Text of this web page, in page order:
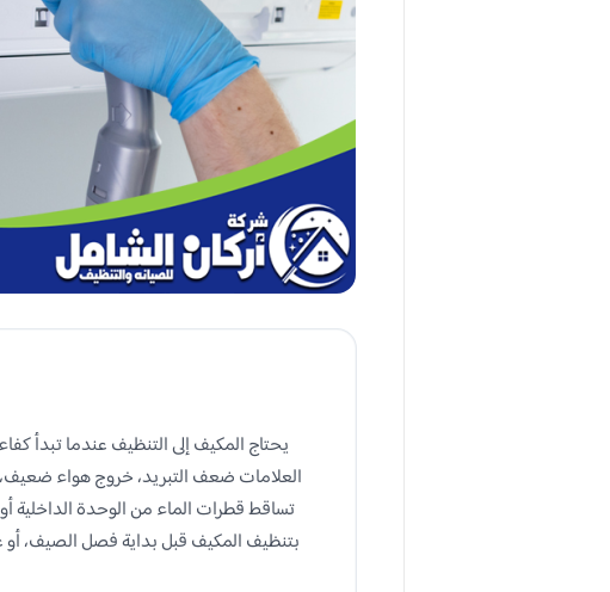
يحتاج المكيف إلى التنظيف عندما تبدأ
العلامات ضعف التبريد، خروج هواء
تساقط قطرات الماء من الوحدة الداخلية
بتنظيف المكيف قبل بداية فصل الصيف، أو